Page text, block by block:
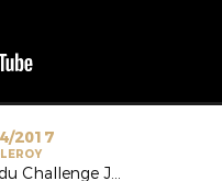
2017
La 21e édition du Challenge Jean-Leroy